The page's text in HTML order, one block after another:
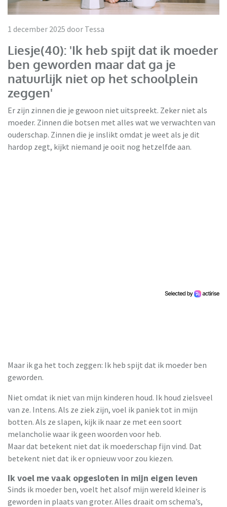
1 december 2025 door Tessa
Liesje(40): 'Ik heb spijt dat ik moeder
ben geworden maar dat ga je
natuurlijk niet op het schoolplein
zeggen'
Er zijn zinnen die je gewoon niet uitspreekt. Zeker niet als
moeder. Zinnen die botsen met alles wat we verwachten van
ouderschap. Zinnen die je inslikt omdat je weet als je dit
hardop zegt, kijkt niemand je ooit nog hetzelfde aan.
Maar ik ga het toch zeggen: Ik heb spijt dat ik moeder ben
geworden.
Niet omdat ik niet van mijn kinderen houd. Ik houd zielsveel
van ze. Intens. Als ze ziek zijn, voel ik paniek tot in mijn
botten. Als ze slapen, kijk ik naar ze met een soort
melancholie waar ik geen woorden voor heb.
Maar dat betekent niet dat ik moederschap fijn vind. Dat
betekent niet dat ik er opnieuw voor zou kiezen.
Ik voel me vaak opgesloten in mijn eigen leven
Sinds ik moeder ben, voelt het alsof mijn wereld kleiner is
geworden in plaats van groter. Alles draait om schema’s,